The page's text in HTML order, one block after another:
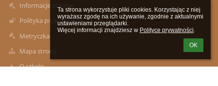
Ta strona wykorzystuje pliki cookies. Korzystając z niej
wyrażasz zgodę na ich używanie, zgodnie z aktualnymi
ustawieniami przeglądarki.
Więcej informacji znajdziesz w Polityce prywatności.
OK
Informacje prawne
Polityka prywatności
Metryczka
Mapa strony
O szkole